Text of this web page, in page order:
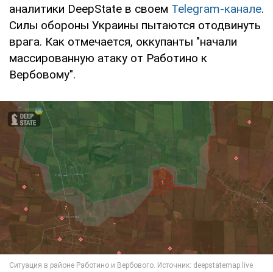
аналитики DeepState в своем Telegram-канале.
Силы обороны Украины пытаются отодвинуть
врага. Как отмечается, оккупанты "начали
массированную атаку от Работино к
Вербовому".